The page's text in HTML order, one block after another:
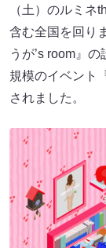
（土）のルミ
含む全国を回り
うが’s room』
規模のイベント
されました。